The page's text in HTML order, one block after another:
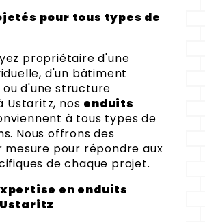
pour tous types de
propriétaire d'une
d'un bâtiment
d'une structure
Ustaritz, nos enduits
à tous types de
Nous offrons des
mesure pour répondre aux
de chaque projet.
en enduits